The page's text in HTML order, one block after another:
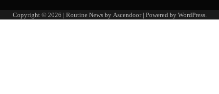
Copyright © 2026 | Routine News by Ascendoor| Powered by WordPress.